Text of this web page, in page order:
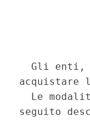
Gli enti,
acquistare
Le
seguito